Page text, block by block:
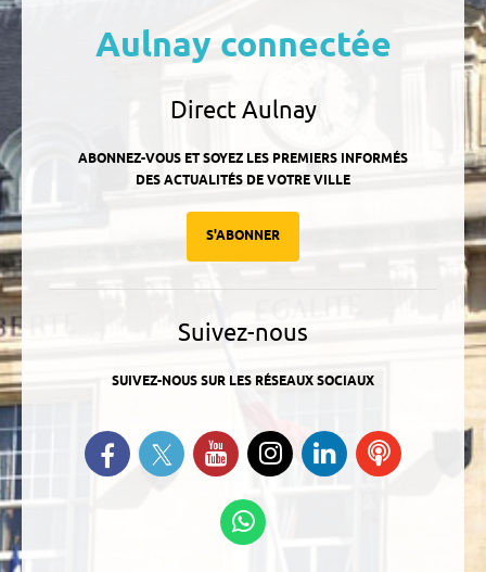
Aulnay connectée
Direct Aulnay
ABONNEZ-VOUS ET SOYEZ LES PREMIERS INFORMÉS
DES ACTUALITÉS DE VOTRE VILLE
S'ABONNER
Suivez-nous
SUIVEZ-NOUS SUR LES RÉSEAUX SOCIAUX
Retrouvez-nous sur Facebook
Suivez-nous sur Twitter
Suivez-nous sur YouTube
Suivez-nous sur
Instagram
Retrouvez-
nous sur
Ecoutez